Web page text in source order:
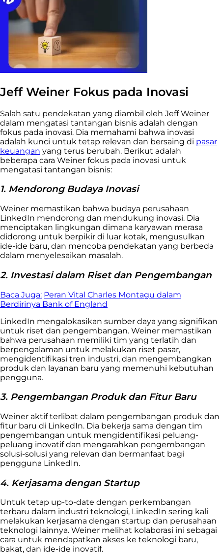
Jeff Weiner Fokus pada Inovasi
Salah satu pendekatan yang diambil oleh Jeff Weiner
dalam mengatasi tantangan bisnis adalah dengan
fokus pada inovasi. Dia memahami bahwa inovasi
adalah kunci untuk tetap relevan dan bersaing di pasar
keuangan yang terus berubah. Berikut adalah
beberapa cara Weiner fokus pada inovasi untuk
mengatasi tantangan bisnis:
1. Mendorong Budaya Inovasi
Weiner memastikan bahwa budaya perusahaan
LinkedIn mendorong dan mendukung inovasi. Dia
menciptakan lingkungan dimana karyawan merasa
didorong untuk berpikir di luar kotak, mengusulkan
ide-ide baru, dan mencoba pendekatan yang berbeda
dalam menyelesaikan masalah.
2. Investasi dalam Riset dan Pengembangan
Baca Juga: Peran Vital Charles Montagu dalam
Berdirinya Bank of England
LinkedIn mengalokasikan sumber daya yang signifikan
untuk riset dan pengembangan. Weiner memastikan
bahwa perusahaan memiliki tim yang terlatih dan
berpengalaman untuk melakukan riset pasar,
mengidentifikasi tren industri, dan mengembangkan
produk dan layanan baru yang memenuhi kebutuhan
pengguna.
3. Pengembangan Produk dan Fitur Baru
Weiner aktif terlibat dalam pengembangan produk dan
fitur baru di LinkedIn. Dia bekerja sama dengan tim
pengembangan untuk mengidentifikasi peluang-
peluang inovatif dan mengarahkan pengembangan
solusi-solusi yang relevan dan bermanfaat bagi
pengguna LinkedIn.
4. Kerjasama dengan Startup
Untuk tetap up-to-date dengan perkembangan
terbaru dalam industri teknologi, LinkedIn sering kali
melakukan kerjasama dengan startup dan perusahaan
teknologi lainnya. Weiner melihat kolaborasi ini sebagai
cara untuk mendapatkan akses ke teknologi baru,
bakat, dan ide-ide inovatif.